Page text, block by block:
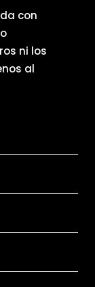
con
ni los
al